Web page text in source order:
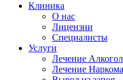
Клиника
О нас
Лицензии
Специалисты
Услуги
Лечение
Лечение